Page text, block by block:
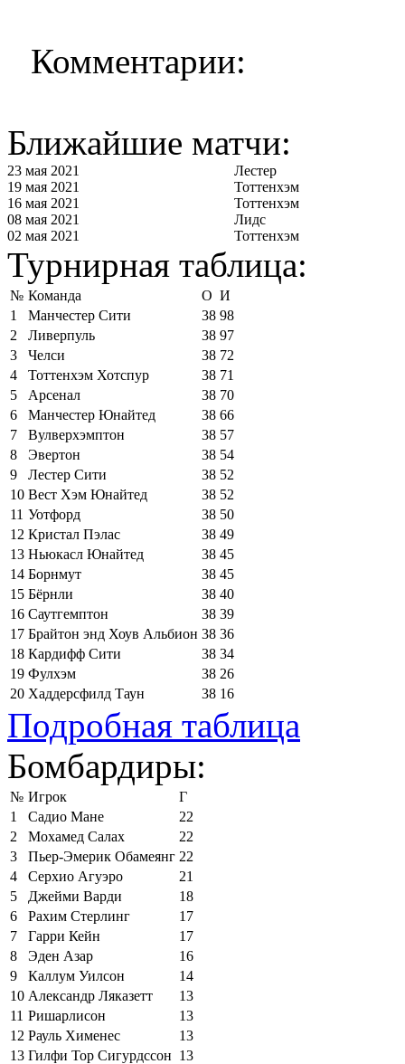
Комментарии:
Ближайшие матчи:
23 мая 2021
Лестер
19 мая 2021
Тоттенхэм
16 мая 2021
Тоттенхэм
08 мая 2021
Лидс
02 мая 2021
Тоттенхэм
Турнирная таблица:
№ Команда О И
1
Манчестер Сити 38 98
2
Ливерпуль 38 97
3
Челси 38 72
4
Тоттенхэм Хотспур 38 71
5
Арсенал 38 70
6
Манчестер Юнайтед 38 66
7
Вулверхэмптон 38 57
8
Эвертон 38 54
9
Лестер Сити 38 52
10 Вест Хэм Юнайтед 38 52
11 Уотфорд 38 50
12 Кристал Пэлас 38 49
13 Ньюкасл Юнайтед 38 45
14 Борнмут 38 45
15 Бёрнли 38 40
16 Саутгемптон 38 39
17 Брайтон энд Хоув Альбион 38 36
18 Кардифф Сити 38 34
19 Фулхэм 38 26
20 Хаддерсфилд Таун 38 16
Подробная таблица
Бомбардиры:
№ Игрок
Г
1
Садио Мане
22
2
Мохамед Салах
22
3
Пьер-Эмерик Обамеянг 22
4
Серхио Агуэро
21
5
Джейми Варди
18
6
Рахим Стерлинг
17
7
Гарри Кейн
17
8
Эден Азар
16
9
Каллум Уилсон
14
10 Александр Ляказетт
13
11 Ришарлисон
13
12 Рауль Хименес
13
13 Гилфи Тор Сигурдссон 13